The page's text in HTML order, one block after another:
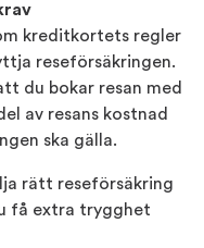
kreditkortets regler
reseförsäkringen.
du bokar resan med
av resans kostnad
ska gälla.
rätt reseförsäkring
få extra trygghet